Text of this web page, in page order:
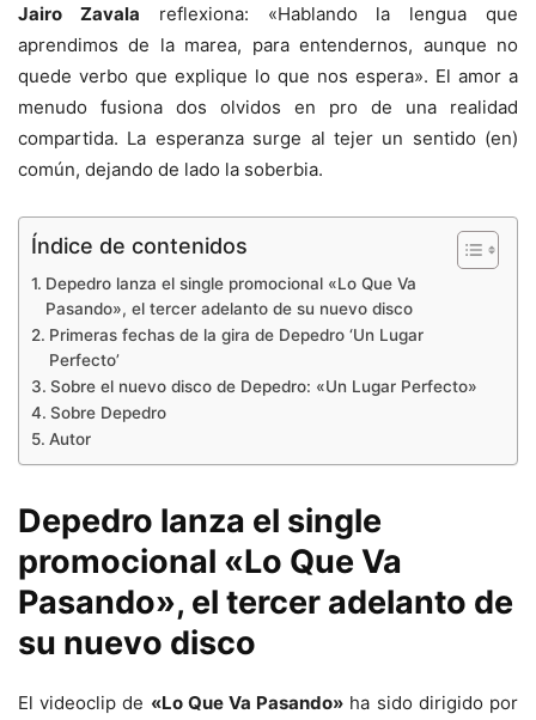
Jairo Zavala reflexiona: «Hablando la lengua que
aprendimos de la marea, para entendernos, aunque no
quede verbo que explique lo que nos espera». El amor a
menudo fusiona dos olvidos en pro de una realidad
compartida. La esperanza surge al tejer un sentido (en)
común, dejando de lado la soberbia.
Índice de contenidos
Depedro lanza el single promocional «Lo Que Va
Pasando», el tercer adelanto de su nuevo disco
Primeras fechas de la gira de Depedro ‘Un Lugar
Perfecto’
Sobre el nuevo disco de Depedro: «Un Lugar Perfecto»
Sobre Depedro
Autor
Depedro lanza el single
promocional «Lo Que Va
Pasando», el tercer adelanto de
su nuevo disco
El videoclip de «Lo Que Va Pasando» ha sido dirigido por